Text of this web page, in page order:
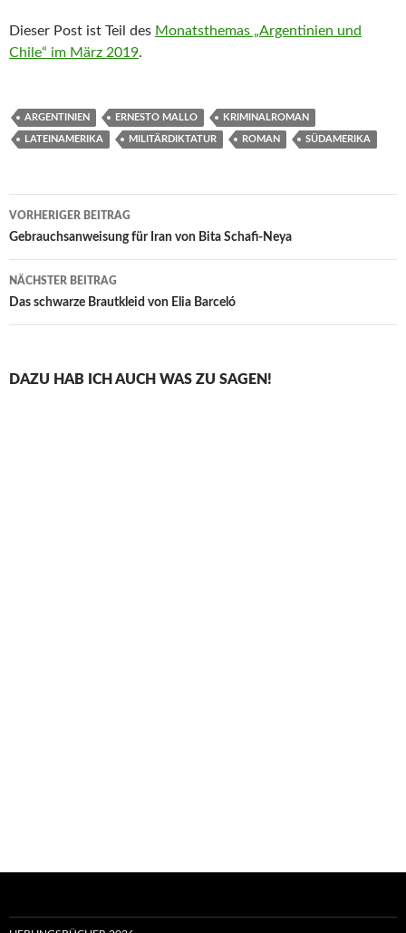
Dieser Post ist Teil des Monatsthemas „Argentinien und
Chile“ im März 2019.
ARGENTINIEN ERNESTO MALLO KRIMINALROMAN
LATEINAMERIKA MILITÄRDIKTATUR ROMAN SÜDAMERIKA
Beitragsnavigation
VORHERIGER BEITRAG
Gebrauchsanweisung für Iran von Bita Schafi-Neya
NÄCHSTER BEITRAG
Das schwarze Brautkleid von Elia Barceló
DAZU HAB ICH AUCH WAS ZU SAGEN!